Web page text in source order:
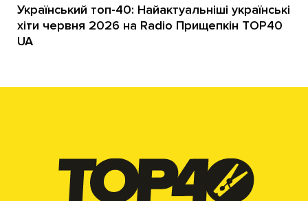
Український топ-40: Найактуальніші українські
хіти червня 2026 на Radio Прищепкін TOP40
UA